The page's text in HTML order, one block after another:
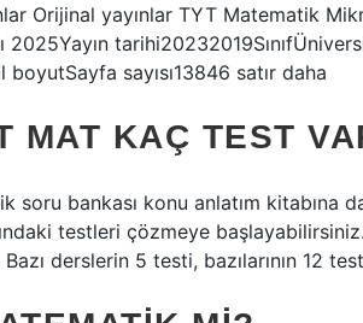
Orijinal yayınlar TYT Matematik
2025Yayın
sayısı13846 satır daha
MAT KAÇ TEST
soru bankası konu anlatım kitabına
testleri çözmeye
derslerin 5 testi, bazılarının 12